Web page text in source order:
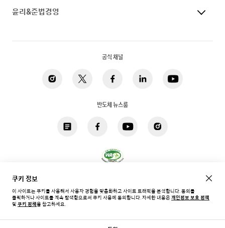
윤리&준법경영
공식 채널
반도체 뉴스룸
한국 / 한국어
쿠키 정보
이 사이트는 쿠키를 사용해서 사용자 경험을 맞춤화하고 사이트 트래픽을 분석합니다. 동의를
클릭하거나 사이트를 계속 탐색함으로써 쿠키 사용에 동의합니다.자세한 내용은개인정보 보호 정책
및 쿠키 정책을 참고하세요.